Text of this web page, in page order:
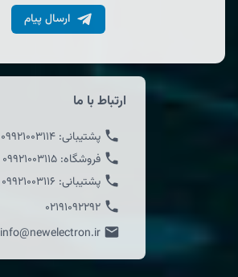
ارسال پیام
ارتباط با ما
پشتیبانی: 09921003114
فروشگاه: 09921003115
پشتیبانی: 09921003116
02191092292
info@newelectron.ir